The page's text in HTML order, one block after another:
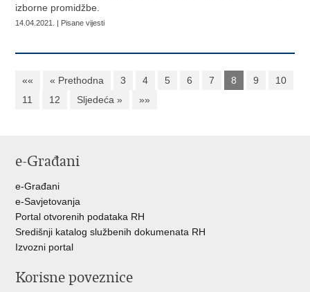
izborne promidžbe.
14.04.2021. | Pisane vijesti
«« « Prethodna 3 4 5 6 7 8 9
10
11
12 Sljedeća » »»
e-Građani
e-Građani
e-Savjetovanja
Portal otvorenih podataka RH
Središnji katalog službenih dokumenata RH
Izvozni portal
Korisne poveznice